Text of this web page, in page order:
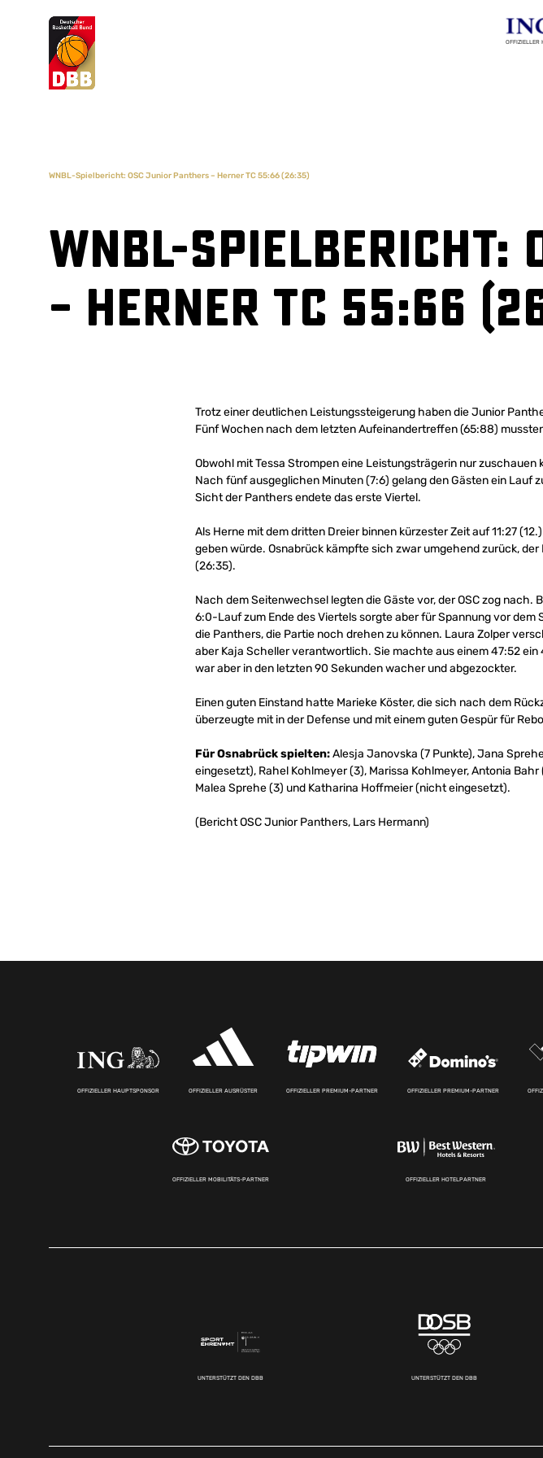
OFFIZIELLER
Suchvorschläge
WNBL-Spielbericht: OSC Junior Panthers – Herner TC 55:66 (26:35)
WNBL-Spielbericht:
– Herner TC 55:66
Trotz einer deutlichen Leistungssteigerung haben die Junior
Fünf Wochen nach dem letzten Aufeinandertreffen (65:88)
Obwohl mit Tessa Strompen eine Leistungsträgerin nur
Nach fünf ausgeglichen Minuten (7:6) gelang den Gästen ein Lauf
Sicht der Panthers endete das erste Viertel.
Als Herne mit dem dritten Dreier binnen kürzester Zeit auf 11:27
geben würde. Osnabrück kämpfte sich zwar umgehend zurück,
(26:35).
Nach dem Seitenwechsel legten die Gäste vor, der OSC zog
6:0-Lauf zum Ende des Viertels sorgte aber für Spannung vor
die Panthers, die Partie noch drehen zu können. Laura Zolper
aber Kaja Scheller verantwortlich. Sie machte aus einem 47:52
war aber in den letzten 90 Sekunden wacher und abgezockter.
Einen guten Einstand hatte Marieke Köster, die sich nach dem
überzeugte mit in der Defense und mit einem guten Gespür für
Für Osnabrück spielten:Alesja Janovska (7 Punkte), Jana
eingesetzt), Rahel Kohlmeyer (3), Marissa Kohlmeyer, Antonia Bahr
Malea Sprehe (3) und Katharina Hoffmeier (nicht eingesetzt).
(Bericht OSC Junior Panthers, Lars Hermann)
OFFIZIELLER HAUPTSPONSOR OFFIZIELLER AUSRÜSTER OFFIZIELLER PREMIUM-PARTNER OFFIZIELLER PREMIUM-PARTNER
OFFIZIELLER MOBILITÄTS-PARTNER OFFIZIELLER HOTELPARTNER
UNTERSTÜTZT DEN DBB UNTERSTÜTZT DEN DBB